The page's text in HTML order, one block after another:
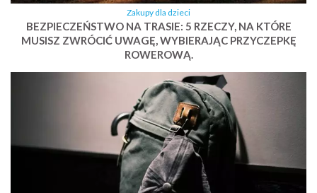
Zakupy dla dzieci
BEZPIECZEŃSTWO NA TRASIE: 5 RZECZY, NA KTÓRE
MUSISZ ZWRÓCIĆ UWAGĘ, WYBIERAJĄC PRZYCZEPKĘ
ROWEROWĄ.